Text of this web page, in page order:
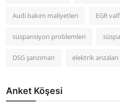
Audi bakım maliyetleri EGR
süspansiyon problemleri
DSG şanzıman elektrik arızaları
Anket Köşesi